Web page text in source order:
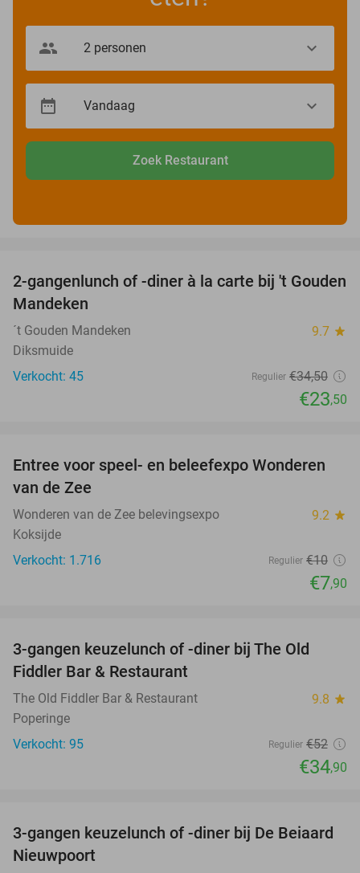
Zoek Restaurant
32%
2-gangenlunch of -diner à la carte bij 't Gouden
Mandeken
´t Gouden Mandeken 9.7 star
Diksmuide
Verkocht: 45
Regulier €34,50
€23,50
21%
Entree voor speel- en beleefexpo Wonderen
van de Zee
Wonderen van de Zee belevingsexpo 9.2 star
Koksijde
Verkocht: 1.716
Regulier €10
€7,90
3-gangen keuzelunch of -diner bij The Old
Fiddler Bar & Restaurant
The Old Fiddler Bar & Restaurant 9.8 star
Poperinge
Verkocht: 95
Regulier €52
€34,90
44%
3-gangen keuzelunch of -diner bij De Beiaard
Nieuwpoort